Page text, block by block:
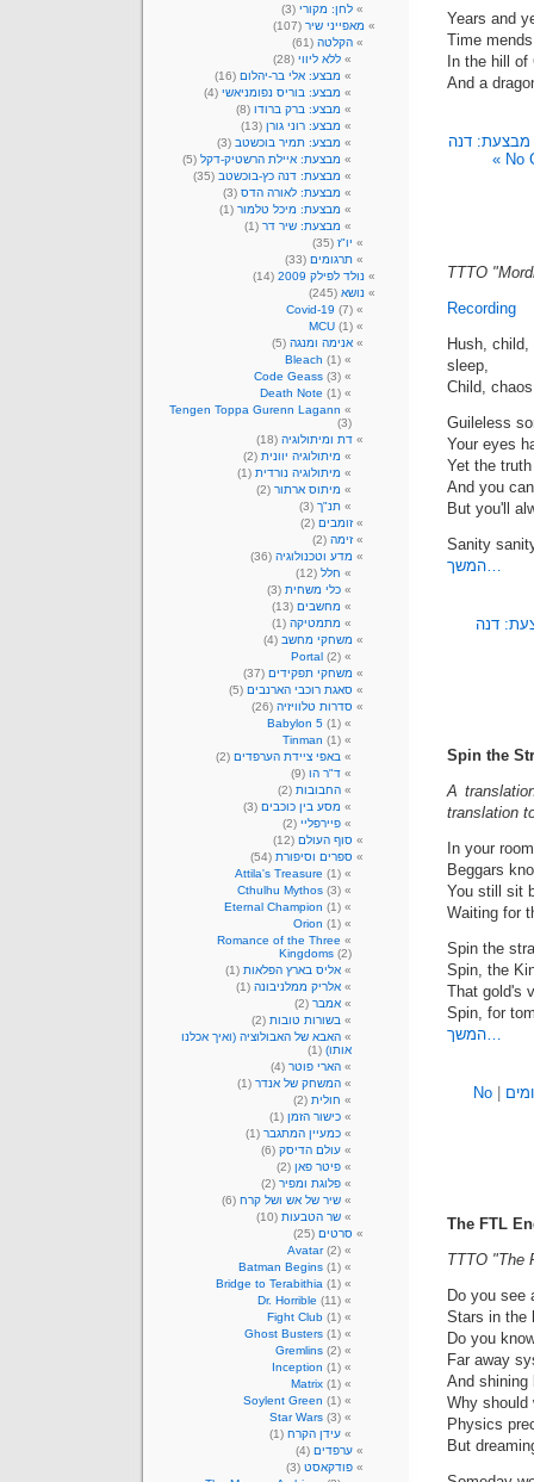
Years and
Time
In the hill
And a
מבצעת: דנה
No
TTTO
Recording
Hush,
sleep,
Child,
Guileless
Your eyes
Yet the
And you
But you'll
Sanity
המשך…
דנה
Spin the
A
translation
In your
Beggars
You still sit
Waiting for
Spin the
Spin, the
That gold's
Spin, for
המשך…
|
No
The FTL
TTTO "The
Do you see
Stars in the
Do you
Far away
And shining
Why should
Physics
But
לחן: מקורי (3)
מאפייני שיר (107)
הקלטה (61)
ללא ליווי (28)
מבצע: אלי בר-יהלום (16)
מבצע: בוריס נפומניאשי (4)
מבצע: ברק ברודו (8)
מבצע: רוני גורן (13)
מבצע: תמיר בוכשטב (3)
מבצעת: איילת הרשטיק-דקל (5)
מבצעת: דנה כץ-בוכשטב (35)
מבצעת: לאורה הדס (3)
מבצעת: מיכל טלמור (1)
מבצעת: שיר דר (1)
יו"ז (35)
תרגומים (33)
נולד לפילק 2009
(14)
נושא (245)
Covid-19 (7)
MCU (1)
אנימה ומנגה (5)
Bleach (1)
Code Geass (3)
Death Note (1)
Tengen Toppa Gurenn Lagann
(3)
דת ומיתולוגיה (18)
מיתולוגיה יוונית (2)
מיתולוגיה נורדית (1)
מיתוס ארתור (2)
תנ"ך (3)
זומבים (2)
זימה (2)
מדע וטכנולוגיה (36)
חלל (12)
כלי משחית (3)
מחשבים (13)
מתמטיקה (1)
משחקי מחשב (4)
Portal (2)
משחקי תפקידים (37)
סאגת רוכבי הארנבים (5)
סדרות טלוויזיה (26)
Babylon 5 (1)
Tinman (1)
באפי ציידת הערפדים (2)
ד"ר הו (9)
החבובות (2)
מסע בין כוכבים (3)
פיירפליי (2)
סוף העולם (12)
ספרים וסיפורת (54)
Attila's Treasure (1)
Cthulhu Mythos (3)
Eternal Champion (1)
Orion (1)
Romance of the Three
Kingdoms (2)
אליס בארץ הפלאות (1)
אלריק ממלניבונה (1)
אמבר (2)
בשורות טובות (2)
האבא של האבולוציה (ואיך אכלנו
אותו) (1)
הארי פוטר (4)
המשחק של אנדר (1)
חולית (2)
כישור הזמן (1)
כמעיין המתגבר (1)
עולם הדיסק (6)
פיטר פאן (2)
פלוגת ומפיר (2)
שיר של אש ושל קרח (6)
שר הטבעות (10)
סרטים (25)
Avatar(2)
Batman Begins (1)
Bridge to Terabithia (1)
Dr. Horrible (11)
Fight Club (1)
Ghost Busters (1)
Gremlins (2)
Inception (1)
Matrix (1)
Soylent Green (1)
Star Wars (3)
עידן הקרח (1)
ערפדים (4)
פודקאסט (3)